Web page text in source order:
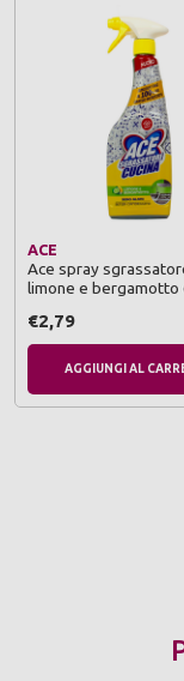
ACE
Ace spray
limone e bergamotto
€2,79
AGGIUNGI AL